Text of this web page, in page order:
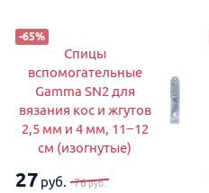
-65%
Спицы
вспомогательные
Gamma SN2 для
вязания кос и жгутов
2,5 мм и 4 мм, 11−12
см (изогнутые)
27 руб. 76руб.